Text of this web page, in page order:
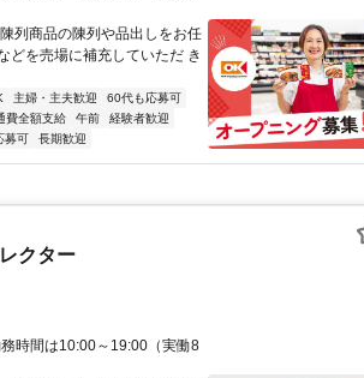
列商品の陳列や品出しをお任
どを売場に補充していただ き
主婦・主夫歓迎
60代も応募可
費全額支給 午前
経験者歓迎
募可 長期歓迎
クター
時間は10:00～19:00（実働8